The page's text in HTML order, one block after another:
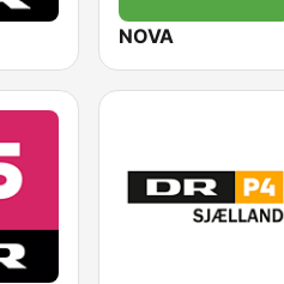
NOVA